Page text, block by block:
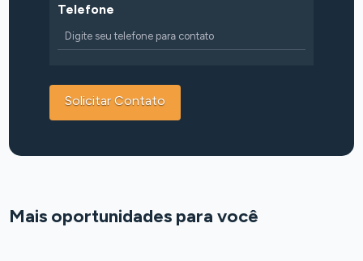
Telefone
Mais oportunidades para você